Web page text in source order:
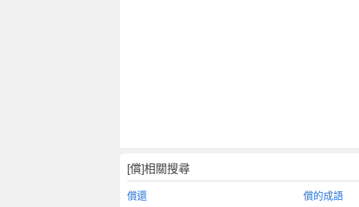
[償]相關搜尋
償還 償的成語